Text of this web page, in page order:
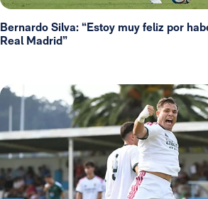
Bernardo Silva: “Estoy muy feliz por
Real Madrid”